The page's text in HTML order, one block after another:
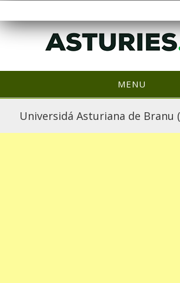
MENU
Universidá Asturiana de Branu